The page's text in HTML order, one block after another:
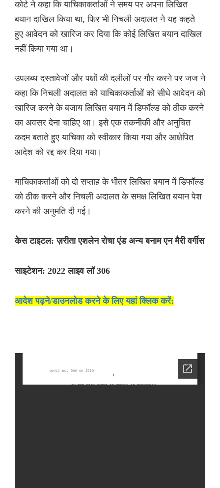
कोर्ट ने कहा कि याचिकाकर्ताओं ने समय पर अपना लिखित
बयान दाखिल किया था, फिर भी निचली अदालत ने यह कहते
हुए आवेदन को खारिज कर दिया कि कोई लिखित बयान दाखिल
नहीं किया गया था।
उपलब्ध दस्तावेजों और पक्षों की दलीलों पर गौर करने पर जज ने
कहा कि निचली अदालत को याचिकाकर्ताओं को सीधे आवेदन को
खारिज करने के बजाय लिखित बयान में डिफॉल्ड को ठीक करने
का अवसर देना चाहिए था। इसे एक तकनीकी और अनुचित
कदम बताते हुए याचिका को स्वीकार किया गया और आक्षेपित
आदेश को रद्द कर दिया गया।
याचिकाकर्ताओं को दो सप्ताह के भीतर लिखित बयान में डिफॉल्ड
को ठीक करने और निचली अदालत के समक्ष लिखित बयान पेश
करने की अनुमति दी गई।
केस टाइटल: ज़रीता एशलेन रोचा एंड अन्य बनाम एन मैरी वर्गीस
साइटेशन: 2022 लाइव लॉ 306
आदेश पढ़ने/डाउनलोड करने के लिए यहां क्लिक करें: